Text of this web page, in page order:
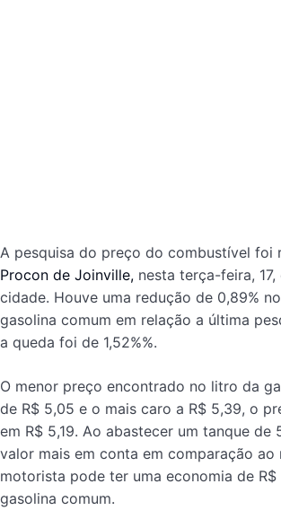
A pesquisa do preço do combustível foi
Procon de Joinville, nesta terça-feira,
cidade. Houve uma redução de 0,89%
gasolina comum em relação a última
a queda foi de 1,52%%.
O menor preço encontrado no litro da
de R$ 5,05 e o mais caro a R$ 5,39, o
em R$ 5,19. Ao abastecer um tanque de
valor mais em conta em comparação ao
motorista pode ter uma economia de R$
gasolina comum.